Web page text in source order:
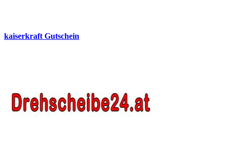
kaiserkraft Gutschein